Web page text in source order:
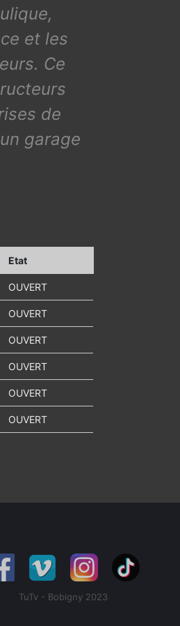
et les
Ce
de
garage
Etat
OUVERT
OUVERT
OUVERT
OUVERT
OUVERT
OUVERT
TuTv - Bobigny 2023